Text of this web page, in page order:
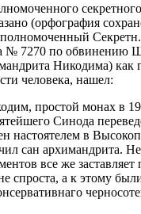
(орфография
№ 7270 по обвинению
Никодима) как
человека, нашел:
простой монах в
Синода
настоятелем в
сан архимандрита.
все же заставляет
спроста, а к этому